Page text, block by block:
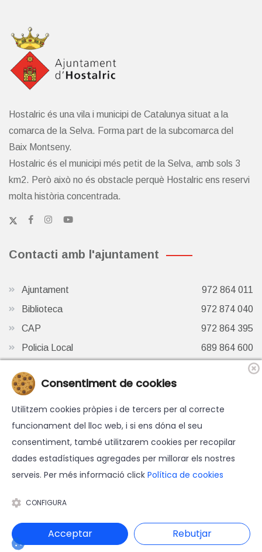
Hostalric és una vila i municipi de Catalunya situat a la
comarca de la Selva. Forma part de la subcomarca del
Baix Montseny.
Hostalric és el municipi més petit de la Selva, amb sols 3
km2. Però això no és obstacle perquè Hostalric ens reservi
molta història concentrada.
Contacti amb l'ajuntament
Ajuntament
972 864 011
Biblioteca
972 874 040
CAP
972 864 395
Policia Local
689 864 600
972 87 41 65
© 2026 Ajuntament d'Hostalric - Tots els drets reservats.
Avís legal
Disseny web i programació: Blaupixel.com
Consentiment de cookies
Utilitzem cookies pròpies i de tercers per al correcte
funcionament del lloc web, i si ens dóna el seu
consentiment, també utilitzarem cookies per recopilar
dades estadístiques agregades per millorar els nostres
serveis. Per més informació click Política de cookies
CONFIGURA
Acceptar Rebutjar